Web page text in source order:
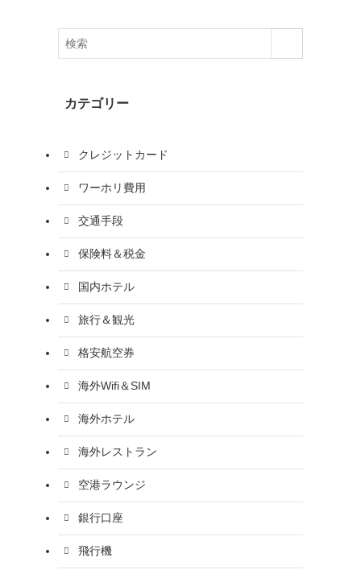
カテゴリー
クレジットカード
ワーホリ費用
交通手段
保険料＆税金
国内ホテル
旅行＆観光
格安航空券
海外Wifi＆SIM
海外ホテル
海外レストラン
空港ラウンジ
銀行口座
飛行機